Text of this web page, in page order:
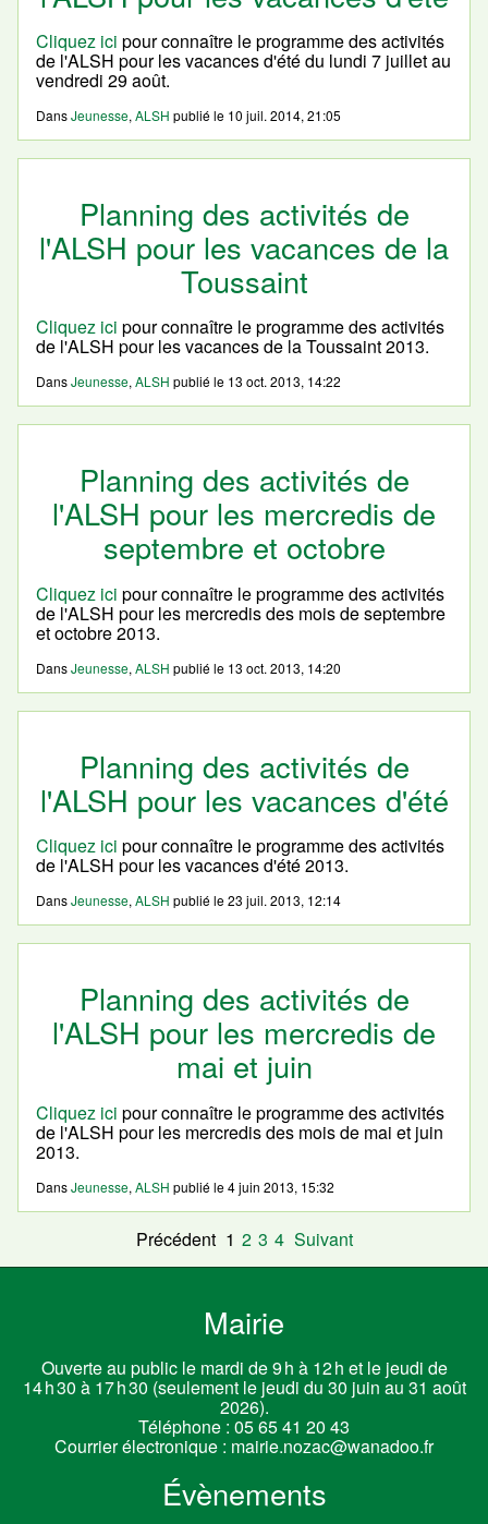
Cliquez ici pour connaître le programme des activités
de l'ALSH pour les vacances d'été du lundi 7 juillet au
vendredi 29 août.
DansJeunesse, ALSH publié le 10 juil. 2014, 21:05
Planning des activités de
l'ALSH pour les vacances de la
Toussaint
Cliquez ici pour connaître le programme des activités
de l'ALSH pour les vacances de la Toussaint 2013.
DansJeunesse, ALSH publié le 13 oct. 2013, 14:22
Planning des activités de
l'ALSH pour les mercredis de
septembre et octobre
Cliquez ici pour connaître le programme des activités
de l'ALSH pour les mercredis des mois de septembre
et octobre 2013.
DansJeunesse, ALSH publié le 13 oct. 2013, 14:20
Planning des activités de
l'ALSH pour les vacances d'été
Cliquez ici pour connaître le programme des activités
de l'ALSH pour les vacances d'été 2013.
DansJeunesse, ALSH publié le23 juil. 2013, 12:14
Planning des activités de
l'ALSH pour les mercredis de
mai et juin
Cliquez ici pour connaître le programme des activités
de l'ALSH pour les mercredis des mois de mai et juin
2013.
DansJeunesse, ALSH publié le4 juin 2013, 15:32
Précédent 1 2 3 4 Suivant
Mairie
Ouverte au public le mardi de 9 h à 12 h et le jeudi de
14 h 30 à 17 h 30 (seulement le jeudi du 30 juin au 31 août
2026).
Téléphone : 05 65 41 20 43
Courrier électronique : mairie.nozac@wanadoo.fr
Évènements